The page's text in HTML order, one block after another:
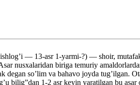
— 13-asr 1-yarmi-?) — shoir,
nusxalaridan biriga temuriy
degan so’lim va bahavo joyda
bilig”dan 1-2 asr keyin yaratilgan bu